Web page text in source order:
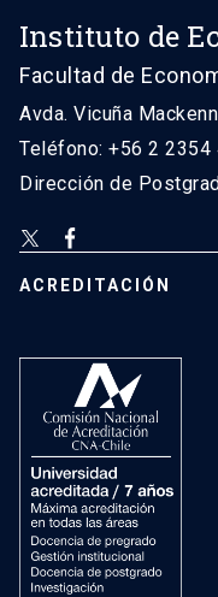
Instituto de
Facultad de
Avda. Vicuña
Teléfono: +56 2 2354
Dirección de
ACREDITACIÓN